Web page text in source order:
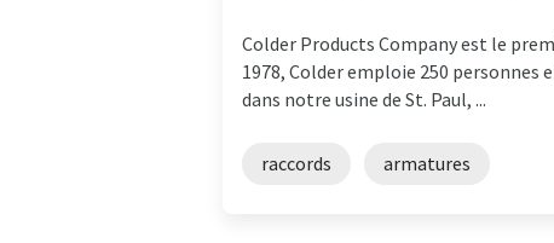
Colder Products Company est le
1978, Colder emploie 250 personnes
dans notre usine de St. Paul, ...
raccords armatures